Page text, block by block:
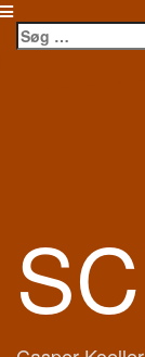
Videre
indhold
Søg
efter: